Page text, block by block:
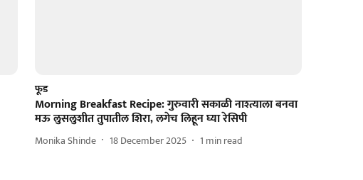
फूड
Morning Breakfast Recipe: गुरुवारी सकाळी नाश्त्याला बनवा
मऊ लुसलुशीत तुपातील शिरा, लगेच लिहून घ्या रेसिपी
Monika Shinde 18 December 2025 1 min read